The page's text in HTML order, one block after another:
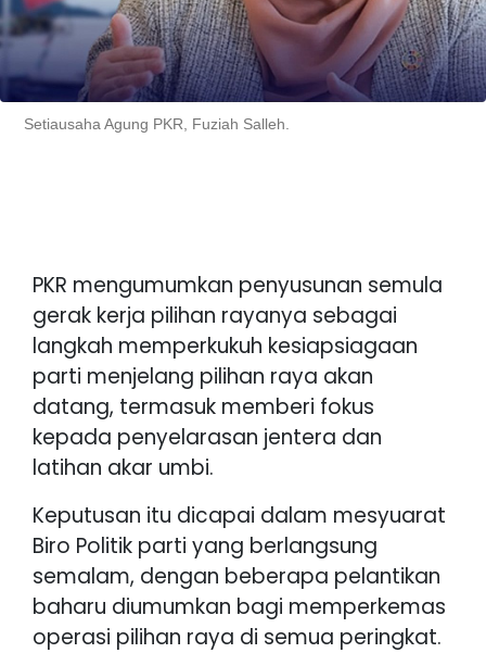
Setiausaha Agung PKR, Fuziah Salleh.
PKR mengumumkan penyusunan semula
gerak kerja pilihan rayanya sebagai
langkah memperkukuh kesiapsiagaan
parti menjelang pilihan raya akan
datang, termasuk memberi fokus
kepada penyelarasan jentera dan
latihan akar umbi.
Keputusan itu dicapai dalam mesyuarat
Biro Politik parti yang berlangsung
semalam, dengan beberapa pelantikan
baharu diumumkan bagi memperkemas
operasi pilihan raya di semua peringkat.